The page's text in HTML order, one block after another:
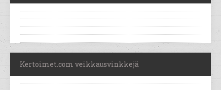
Kertoimet.com veikkausvinkkejä